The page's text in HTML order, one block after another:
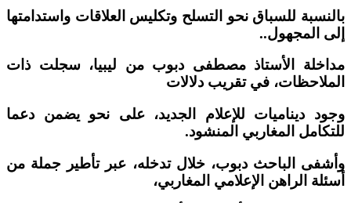
بالنسبة للسباق نحو التسلح وتكليس العلاقات واستدامتها
إلى المجهول..
مداخلة الأستاذ مصطفى دبوب من ليبيا، سجلت ذات
الملاحظات، في تقريب دلالات
وجود ديناميات للإعلام الجديد، على نحو يضمن دعما
للتكامل المغاربي المنشود.
وأشفى الباحث دبوب، خلال تدخله، عبر تأطير جملة من
أسئلة الراهن الإعلامي المغاربي،